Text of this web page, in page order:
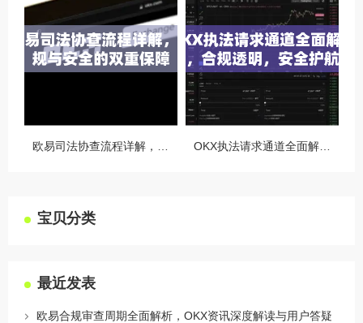
宝贝分类
最近发表
欧易合规审查周期全面解析，OKX资讯深度解读与用户答疑